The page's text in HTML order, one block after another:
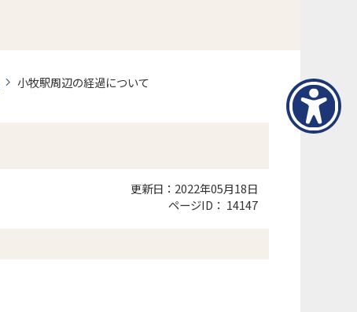
小牧駅周辺の経過について
更新日：2022年05月18日
ページID： 14147